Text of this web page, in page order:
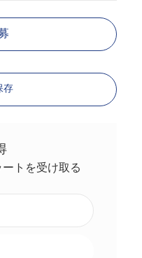
存
トを受け取る